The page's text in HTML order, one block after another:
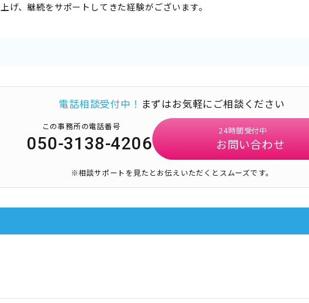
上げ、継続をサポートしてきた経験がございます。
電話相談受付中！ まずはお気軽にご相談ください
この事務所の電話番号
050-3138-4206
24時間受付中
お問い合わせ
※相談サポートを見たとお伝えいただくとスムーズです。